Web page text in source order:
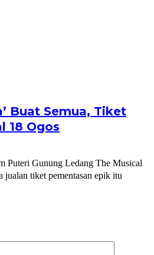
Buat Semua, Tiket
18 Ogos
Puteri Gunung Ledang The Musical
tiket pementasan epik itu